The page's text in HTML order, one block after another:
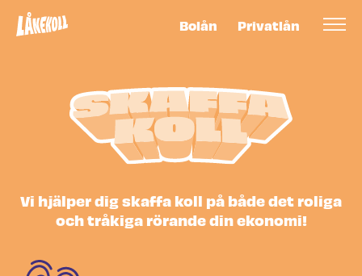
Bolån Privatlån
Skaffa koll -
Vi hjälper dig skaffa koll på både det roliga
och tråkiga rörande din ekonomi!